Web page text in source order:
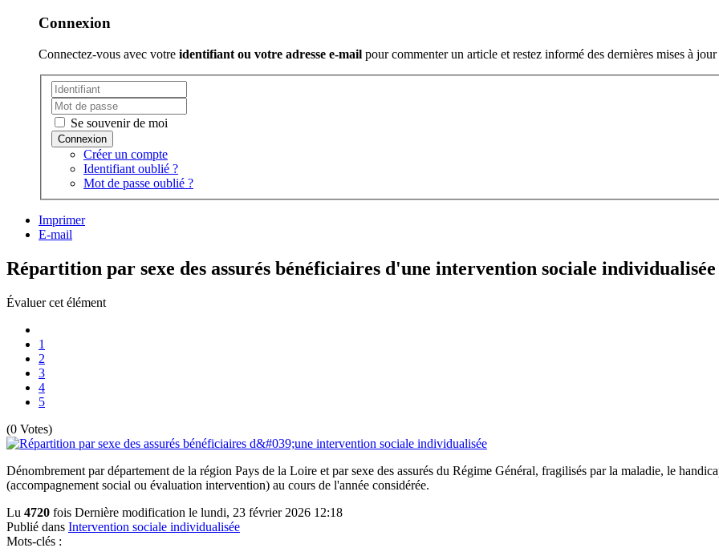
Connexion
Connectez-vous avec votre identifiant ou votre adresse e-mail pour commenter un article et restez informé des dernières mises à
Se souvenir de moi
Créer un compte
Identifiant oublié ?
Mot de passe oublié ?
Imprimer
E-mail
Répartition par sexe des assurés bénéficiaires d'une intervention sociale individualisée
Évaluer cet élément
1
2
3
4
5
(0 Votes)
Dénombrement par département de la région Pays de la Loire et par sexe des assurés du Régime Général, fragilisés par la maladie, le
(accompagnement social ou évaluation intervention) au cours de l'année considérée.
Lu 4720 fois Dernière modification le lundi, 23 février 2026 12:18
Publié dans Intervention sociale individualisée
Mots-clés :